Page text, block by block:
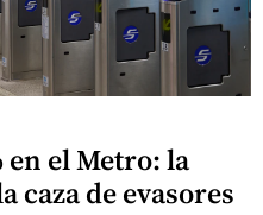
en el Metro: la
caza de evasores